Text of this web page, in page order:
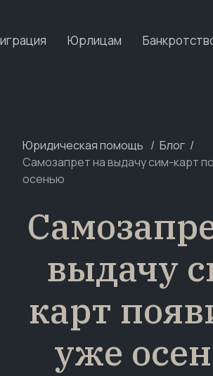
Юрлицам
Юридическая помощь
Блог
Самозапрет на выдачу сим-карт
осенью
выдачу
карт
уже